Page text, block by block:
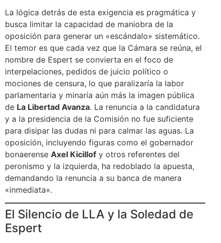
La lógica detrás de esta exigencia es pragmática y
busca limitar la capacidad de maniobra de la
oposición para generar un «escándalo» sistemático.
El temor es que cada vez que la Cámara se reúna, el
nombre de Espert se convierta en el foco de
interpelaciones, pedidos de juicio político o
mociones de censura, lo que paralizaría la labor
parlamentaria y minaría aún más la imagen pública
de La Libertad Avanza. La renuncia a la candidatura
y a la presidencia de la Comisión no fue suficiente
para disipar las dudas ni para calmar las aguas. La
oposición, incluyendo figuras como el gobernador
bonaerense Axel Kicillof y otros referentes del
peronismo y la izquierda, ha redoblado la apuesta,
demandando la renuncia a su banca de manera
«inmediata».
El Silencio de LLA y la Soledad de
Espert